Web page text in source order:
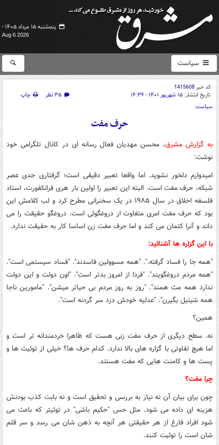
پنجشنبه ۱۵ مرداد ۱۴۰۵ -
Aug 6 2026
سیاست
کد خبر1415608
تاریخ انتشار: ۱۵ شهریور ۱۴۰۱ - ۱۴:۳۶ ۳۵ نظر
چاپ
سیاست
حرف مفت
به گزارش مشرق، محسن مهدیان فعال رسانه ای در کانال تلگرامی خود
نوشت:
امیدوارم دلخور نشوید. اما واقعا تعبیر دقیقی است؛ گرفتاری جدی عصر
شبکه، حرف مفت است. البته این تعبیر را اولین بار هری فرانکفورت، استاد
فلسفه اخلاق در سال ۱۹۸۵ در یک سخنرانی مطرح کرد و لب کلامش این
بود که حرف مفت امری متفاوت از دروغگوئی است. دروغگو حقیقت را می
داند و آنرا کتمان می کند و اما حرف مفت زن اساسا کار به حقیقت ندارد.
با این گزاره ها آشنائید:
"همه جا را فساد گرفته.". "همه مسوولین فاسدند". "فساد سیستمی است".
"همه مردم دروغگویند". "فردا از امروز بدتر است". "اون دولت و این دولت
ندارد همه مث همند". "روز به روز مردم بی حیاتر میشن". "مامورین ناجا
همه شیتیل بگیرن". "عدلیه خودش دزد سر گردنه است".
همین؟
نه. سطح دیگری از حرف مفت زنی هست که ظاهرا خردمندانه تر است و
اما هیچ تفاوتی با گزاره های بالا ندارد. کدام حرف ها؟ خیلی از توئیت ها و
پست ها و کامنت هایی که مفت هستند.
چرا مفت؟
چون برای بیان آن نه نیاز به بررسی و تحقیق است و نه بابت کذب بودنش
هزینه ای داده می شود. مثل حس "حکیم باشی" در توئیتر که باعث می
شود افراد فارغ از هر حقیقتی هر آنچه به ذهن شان می رسد و سر قلم
شان است را توئیت کنند.